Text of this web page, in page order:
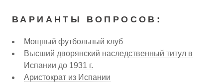
ВАРИАНТЫ ВОПРОСОВ:
Мощный футбольный клуб
Высший дворянский наследственный титул в
Испании до 1931 г.
Аристократ из Испании